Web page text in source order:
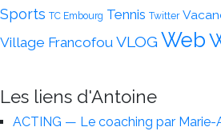
Sports TC Embourg Tennis Twitter
Village Francofou VLOG Web
Les liens d'Antoine
ACTING — Le coaching par Marie-